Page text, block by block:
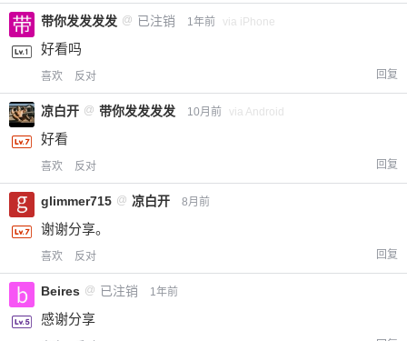
带你发发发发 @ 已注销 1年前 via iPhone
好看吗
喜欢 反对 回复
凉白开 @ 带你发发发发 10月前 via Android
好看
喜欢 反对 回复
glimmer715 @ 凉白开 8月前
谢谢分享。
喜欢 反对 回复
Beires @ 已注销 1年前
感谢分享